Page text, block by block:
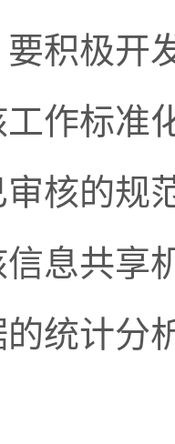
积极开
作标准
核的规
息共享
统计分